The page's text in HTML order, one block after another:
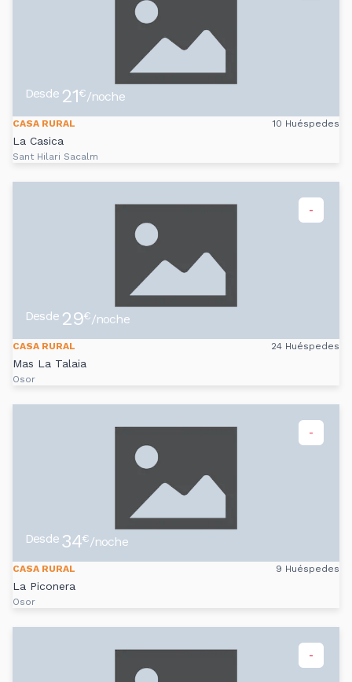
Desde 21€/noche
CASA RURAL 10 Huéspedes
La Casica
Sant Hilari Sacalm
-
Desde 29€/noche
CASA RURAL 24 Huéspedes
Mas La Talaia
Osor
-
Desde 34€/noche
CASA RURAL 9 Huéspedes
La Piconera
Osor
-